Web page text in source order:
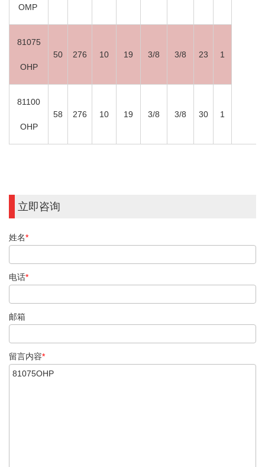
OMP
81075
OHP
50 276 10 19 3/8 3/8 23 1
81100
OHP
58 276 10 19 3/8 3/8 30 1
立即咨询
姓名*
电话*
邮箱
留言内容*